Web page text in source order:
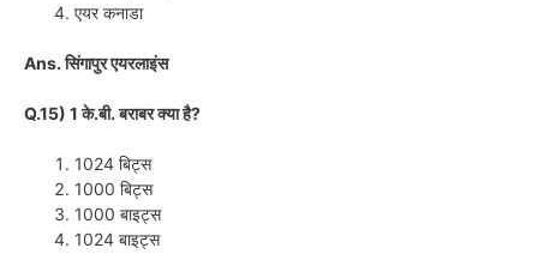
एयर कनाडा
Ans. सिंगापुर एयरलाइंस
Q.15) 1 के.बी. बराबर क्या है?
1024 बिट्स
1000 बिट्स
1000 बाइट्स
1024 बाइट्स